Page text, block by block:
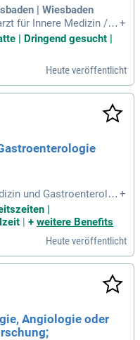
| Wiesbaden
für Innere Medizin / G
unseres Medical
Aufgaben umfassen da
für endosk
Austausch mit
Wert auf eine ganzheit
aktive Betreuung unser
Sie Erfahrung in der P
mit. Bewerben Si
zukunftsweisende Ges
+
| Dringend gesucht |
Heute veröffentlicht
und Gastroenterolog
Wir suchen Verstär
bieten Ihnen die Möglic
profitieren Sie von einer
Unterstützung eines
modernen Praxis e
Vernetzung. Zu
eine leitende Roll
einmalige Gelegenheit u
eine erfüllende Karrier
+
|
| + weitere Benefits
Heute veröffentlicht
Angiologie oder